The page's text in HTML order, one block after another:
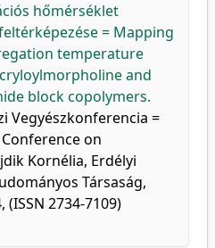
hőmérséklet
= Mapping
temperature
and
block copolymers.
Vegyészkonferencia =
on
Kornélia, Erdélyi
Társaság,
(ISSN 2734-7109)